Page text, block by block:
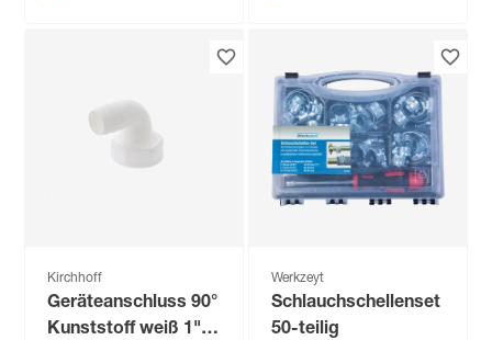
Kirchhoff
Geräteanschluss 90°
Kunststoff weiß 1"
Werkzeyt
Schlauchschellenset
50-teilig